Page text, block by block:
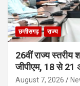
छत्तीसगढ़ राज्य
26वीं राज्य स्तरीय
जीपीएम, 18 से
August 7, 2026